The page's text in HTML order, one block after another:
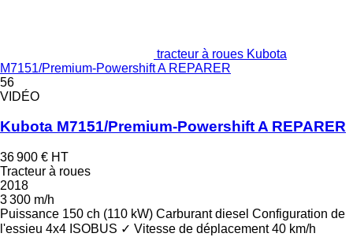
tracteur à roues Kubota
M7151/Premium-Powershift A REPARER
56
VIDÉO
Kubota M7151/Premium-Powershift A REPARER
36 900 € HT
Tracteur à roues
2018
3 300 m/h
Puissance 150 ch (110 kW) Carburant diesel Configuration de
l'essieu 4x4 ISOBUS ✓ Vitesse de déplacement 40 km/h